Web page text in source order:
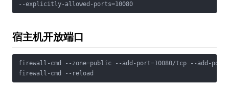
--explicitly-allowed-ports=10080
宿主机开放端口
firewall-cmd --zone=public --add-port=10080/tcp --add-
firewall-cmd --reload